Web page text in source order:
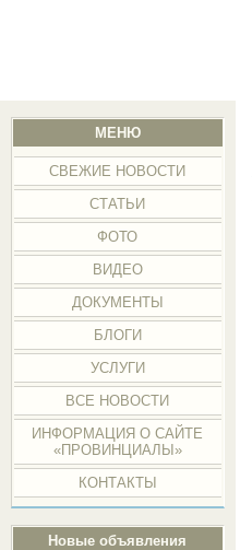
МЕНЮ
СВЕЖИЕ НОВОСТИ
СТАТЬИ
ФОТО
ВИДЕО
ДОКУМЕНТЫ
БЛОГИ
УСЛУГИ
ВСЕ НОВОСТИ
ИНФОРМАЦИЯ О САЙТЕ
«ПРОВИНЦИАЛЫ»
КОНТАКТЫ
Новые объявления